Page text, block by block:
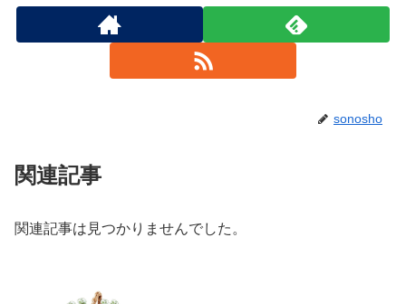
sonosho
関連記事
関連記事は見つかりませんでした。